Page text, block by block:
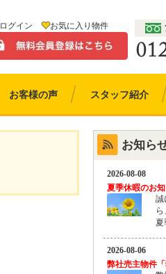
ログイン お気に入り物件
お客様の声 スタッフ紹介
お知ら